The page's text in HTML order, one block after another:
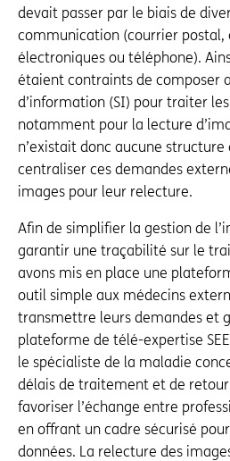
devait passer par le biais de
communication (courrier postal,
électroniques ou téléphone).
étaient contraints de composer
d’information (SI) pour traiter
notamment pour la lecture
n’existait donc aucune
centraliser ces demandes
images pour leur relecture.
Afin de simplifier la gestion de
garantir une traçabilité sur le
avons mis en place une
outil simple aux médecins
transmettre leurs demandes et
plateforme de télé-expertise
le spécialiste de la maladie
délais de traitement et de
favoriser l’échange entre
en offrant un cadre sécurisé
données. La relecture des